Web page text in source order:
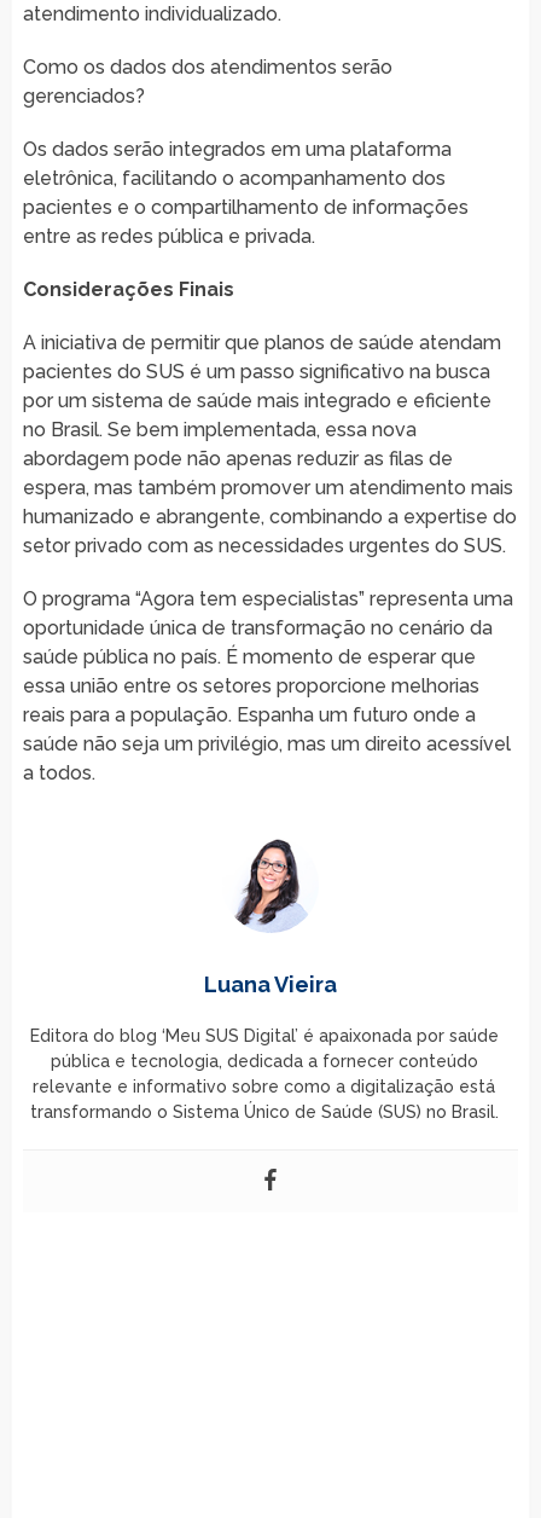
atendimento individualizado.
Como os dados dos atendimentos serão
gerenciados?
Os dados serão integrados em uma plataforma
eletrônica, facilitando o acompanhamento dos
pacientes e o compartilhamento de informações
entre as redes pública e privada.
Considerações Finais
A iniciativa de permitir que planos de saúde atendam
pacientes do SUS é um passo significativo na busca
por um sistema de saúde mais integrado e eficiente
no Brasil. Se bem implementada, essa nova
abordagem pode não apenas reduzir as filas de
espera, mas também promover um atendimento mais
humanizado e abrangente, combinando a expertise do
setor privado com as necessidades urgentes do SUS.
O programa “Agora tem especialistas” representa uma
oportunidade única de transformação no cenário da
saúde pública no país. É momento de esperar que
essa união entre os setores proporcione melhorias
reais para a população. Espanha um futuro onde a
saúde não seja um privilégio, mas um direito acessível
a todos.
Luana Vieira
Editora do blog ‘Meu SUS Digital’ é apaixonada por saúde
pública e tecnologia, dedicada a fornecer conteúdo
relevante e informativo sobre como a digitalização está
transformando o Sistema Único de Saúde (SUS) no Brasil.